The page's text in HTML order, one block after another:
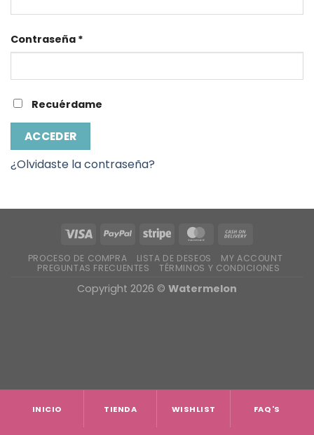
Contraseña *
Recuérdame
ACCEDER
¿Olvidaste la contraseña?
INICIO TIENDA WISHLIST FAQ'S
PROCESO DE COMPRA LISTA DE DESEOS
MY ACCOUNT
PREGUNTAS FRECUENTES
TÉRMINOS Y CONDICIONES
Copyright 2026 © Watermelon